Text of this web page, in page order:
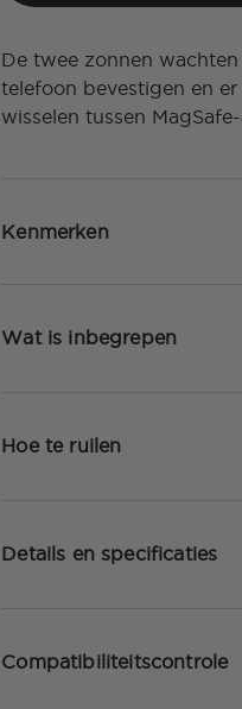
De twee zonnen
telefoon bevestigen en
wisselen tussen MagSafe-
Kenmerken
Wat is inbegrepen
Hoe te ruilen
Details en specificaties
Compatibiliteitscontrole